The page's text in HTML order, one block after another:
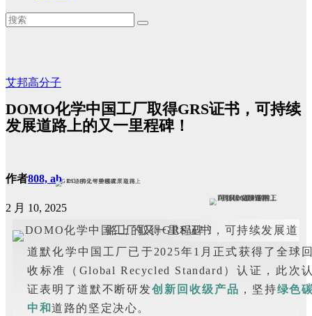
艾邦高分子
DOMO化学中国工厂取得GRS证书，可持续
发展道路上的又一里程碑！
作者808, ab
2 月 10, 2025
道默化学中国工厂已于2025年1月正式获得了全球
收标准（Global Recycled Standard）认证，此次
证表明了道默不断研发创新回收级产品 ，坚持绿色
中和道路的坚定决心。